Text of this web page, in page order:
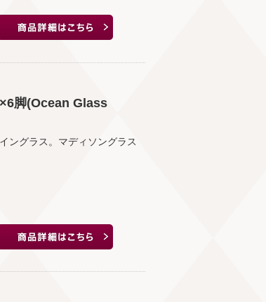
脚(Ocean Glass
ングラス。マディソングラス